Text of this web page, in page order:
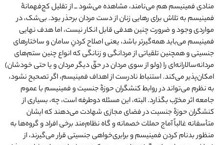
منادی فمینیسم هم می‌نامند، مشاهده می‌شود ــ از تقلیل کج‌فهمانۀ‌
فمینیسم به تلاش برای رهایی زنان از دست مردان برحذر بود. بی‌شک، در
مواردی وجود و ضرورت چنین هدفی قابل انکار نیست، اما هدف نهایی
فمینیسم می‌باید همه‌گیرتر باشد، یعنی اصلاح‌ کردنِ سامان و ساختارهای
جنسیتی‌ و همچنین تلقیاتی از مردانگی و زنانگی که انواع چنین ستم‌های
مردانه‌سالارانه‌ای را (ولو از سوی مردان در حقّ دیگر مردان و یا حتی خودشان)
امکان‌پذیر می‌کند. استنباط نادرست از اهداف فمینیسم، اگر تصحیح نشود،
به نظرم می‌تواند در روابط کنشگران حوزۀ جنسیت و فمینیسم با عموم
جامعه اثر مخرّب بگذارد. البته، این مسئله دوطرفه است، چه، بسیاری از
کنشگران حوزۀ جنسیت در فضای مجازی شهادت می‌دهند که ایشان
متأسفانه غالباً آماج حملات خصمانه و گاه نظام‌مند برخی افراد و گروه‌ها به
منظور بدنام‌ کردن فمینیسم و برابری‌خواهی جنسیتی قرار می‌گیرند، از